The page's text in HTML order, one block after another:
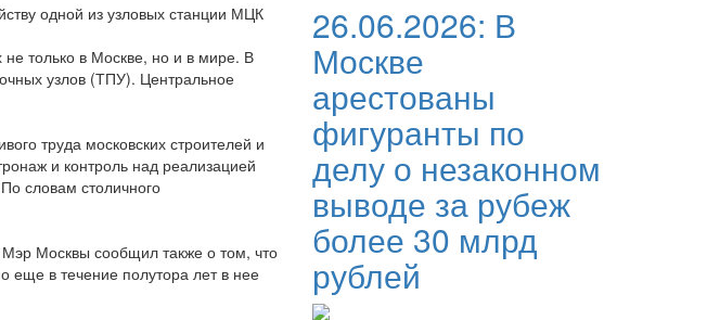
одной из узловых станции МЦК
только в Москве, но и в мире. В
узлов (ТПУ). Центральное
труда московских строителей и
и контроль над реализацией
словам столичного
Москвы сообщил также о том, что
еще в течение полутора лет в нее
26.06.2026: В
Москве
арестованы
фигуранты по
делу о незаконном
выводе за рубеж
более 30 млрд
рублей